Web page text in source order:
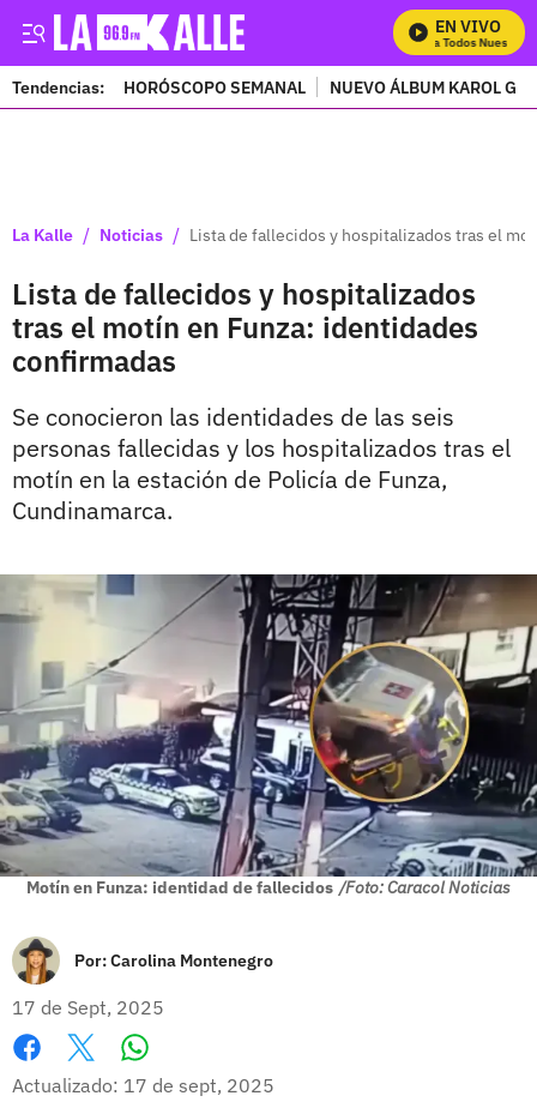
EN VIVO
Mira Todos Nuestros
Tendencias: HORÓSCOPO SEMANAL NUEVO ÁLBUM KAROL G
La Kalle / Noticias / Lista de fallecidos y hospitalizados tras el
Lista de fallecidos y hospitalizados
tras el motín en Funza: identidades
confirmadas
Se conocieron las identidades de las seis
personas fallecidas y los hospitalizados tras el
motín en la estación de Policía de Funza,
Cundinamarca.
Motín en Funza: identidad de fallecidos /Foto: Caracol Noticias
Por:Carolina Montenegro
17 de Sept, 2025
Facebook
X
Actualizado: 17 de sept, 2025